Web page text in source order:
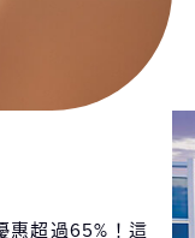
惠超過65%！這